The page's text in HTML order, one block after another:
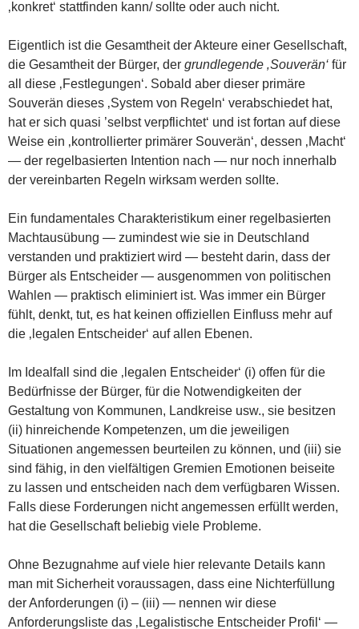
‚konkret‘ stattfinden kann/ sollte oder auch nicht.
Eigentlich ist die Gesamtheit der Akteure einer Gesellschaft,
die Gesamtheit der Bürger, der grundlegende ‚Souverän‘ für
all diese ‚Festlegungen‘. Sobald aber dieser primäre
Souverän dieses ‚System von Regeln‘ verabschiedet hat,
hat er sich quasi ’selbst verpflichtet‘ und ist fortan auf diese
Weise ein ‚kontrollierter primärer Souverän‘, dessen ‚Macht‘
— der regelbasierten Intention nach — nur noch innerhalb
der vereinbarten Regeln wirksam werden sollte.
Ein fundamentales Charakteristikum einer regelbasierten
Machtausübung — zumindest wie sie in Deutschland
verstanden und praktiziert wird — besteht darin, dass der
Bürger als Entscheider — ausgenommen von politischen
Wahlen — praktisch eliminiert ist. Was immer ein Bürger
fühlt, denkt, tut, es hat keinen offiziellen Einfluss mehr auf
die ‚legalen Entscheider‘ auf allen Ebenen.
Im Idealfall sind die ‚legalen Entscheider‘ (i) offen für die
Bedürfnisse der Bürger, für die Notwendigkeiten der
Gestaltung von Kommunen, Landkreise usw., sie besitzen
(ii) hinreichende Kompetenzen, um die jeweiligen
Situationen angemessen beurteilen zu können, und (iii) sie
sind fähig, in den vielfältigen Gremien Emotionen beiseite
zu lassen und entscheiden nach dem verfügbaren Wissen.
Falls diese Forderungen nicht angemessen erfüllt werden,
hat die Gesellschaft beliebig viele Probleme.
Ohne Bezugnahme auf viele hier relevante Details kann
man mit Sicherheit voraussagen, dass eine Nichterfüllung
der Anforderungen (i) – (iii) — nennen wir diese
Anforderungsliste das ‚Legalistische Entscheider Profil‘ —